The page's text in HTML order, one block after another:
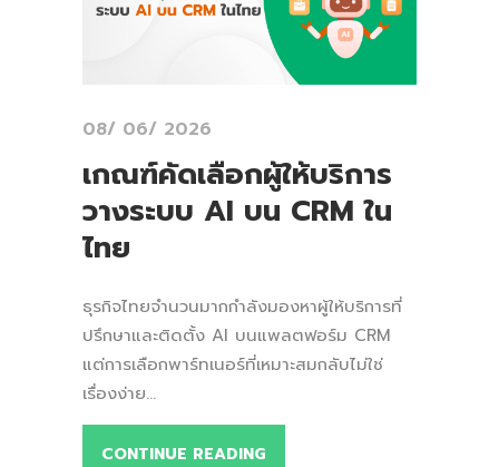
08/ 06/ 2026
เกณฑ์คัดเลือกผู้ให้บริการ
วางระบบ AI บน CRM ใน
ไทย
ธุรกิจไทยจำนวนมากกำลังมองหาผู้ให้บริการที่
ปรึกษาและติดตั้ง AI บนแพลตฟอร์ม CRM
แต่การเลือกพาร์ทเนอร์ที่เหมาะสมกลับไม่ใช่
เรื่องง่าย...
CONTINUE READING